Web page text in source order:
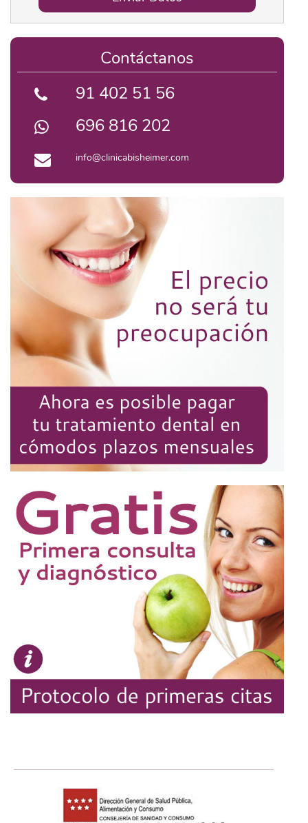
Contáctanos
91 402 51 56
696 816 202
info@clinicabisheimer.com